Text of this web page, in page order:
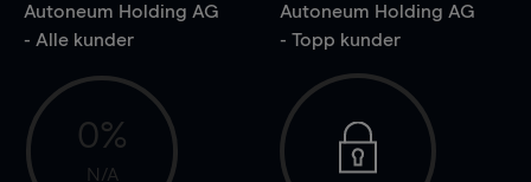
Autoneum Holding AG
- Alle kunder
0%
N/A
Autoneum Holding AG
- Topp kunder